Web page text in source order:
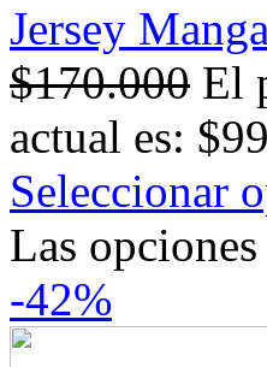
Jersey
$170.000 El
actual es:
Seleccionar
Las
-42%